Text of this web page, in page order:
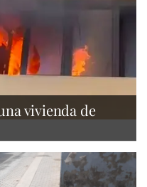
vivienda de